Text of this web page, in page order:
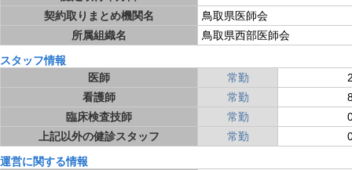
契約取りまとめ機関名
鳥取県医師会
所属組織名
鳥取県西部医師会
スタッフ情報
医師
常勤
看護師
常勤
臨床検査技師
常勤
上記以外の健診スタッフ
常勤
運営に関する情報